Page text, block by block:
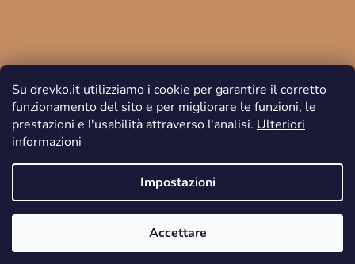
Su drevko.it utilizziamo i cookie per garantire il corretto
funzionamento del sito e per migliorare le funzioni, le
prestazioni e l'usabilità attraverso l'analisi. Ulteriori
informazioni
Impostazioni
Accettare
Creato da Shoptet